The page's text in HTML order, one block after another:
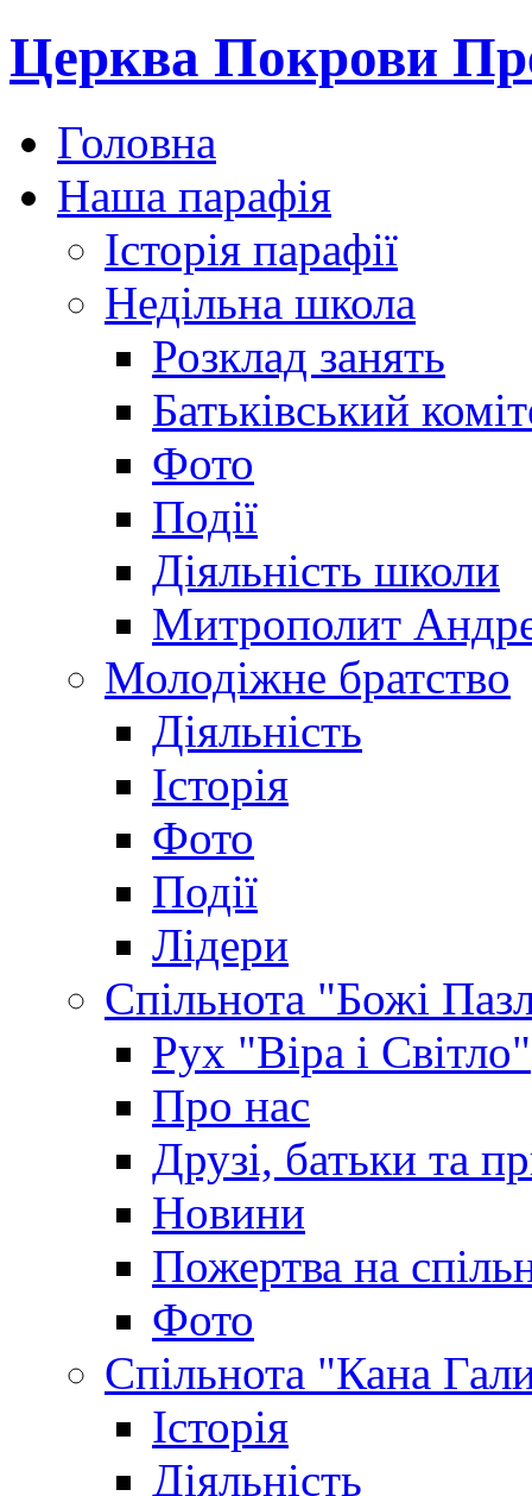
Церква Покрови
Головна
Наша парафія
Історія парафії
Недільна школа
Розклад занять
Батьківський
Фото
Події
Діяльність школи
Митрополит
Молодіжне братство
Діяльність
Історія
Фото
Події
Лідери
Спільнота "Божі
Рух "Віра і Світло"
Про нас
Друзі, батьки та
Новини
Пожертва на
Фото
Спільнота "Кана
Історія
Діяльність